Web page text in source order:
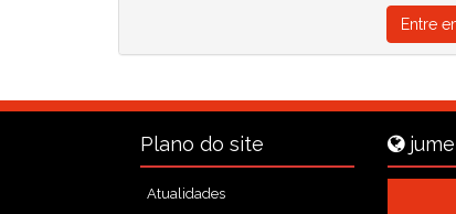
Entre
Plano do site
Atualidades